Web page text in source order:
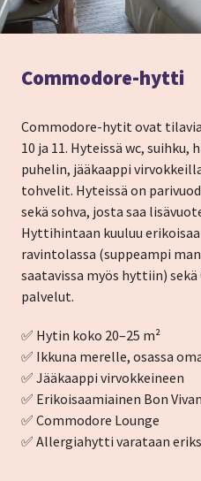
Commodore-hytti
Commodore-hytit ovat
10 ja 11. Hyteissä wc, suihku,
puhelin, jääkaappi
tohvelit. Hyteissä on
sekä sohva, josta saa
Hyttihintaan kuuluu
ravintolassa (suppeampi
saatavissa myös hyttiin)
palvelut.
✅ Hytin koko 20–25 m²
✅ Ikkuna merelle, osassa
✅ Jääkaappi virvokkeineen
✅ Erikoisaamiainen Bon
✅ Commodore Lounge
✅ Allergiahytti varataan